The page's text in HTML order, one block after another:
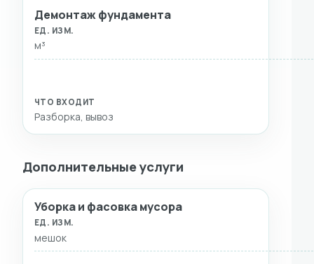
Демонтаж фундамента
м³
Разборка, вывоз
Дополнительные услуги
ВИД РАБОТ ЕД. ИЗМ.
Уборка и фасовка мусора
мешок